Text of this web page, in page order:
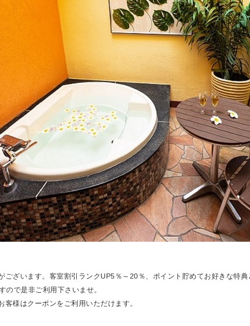
ございます。 客室割引ランクUP5％～20％ ポイント貯めてお好きな特典
ので是非ご利用下さいませ。
客様はクーポンをご利用いただけます。